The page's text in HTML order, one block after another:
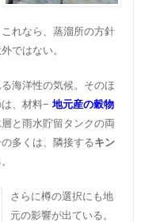
れなら、蒸溜所の方針
ではない。
海洋性の気候。そのほ
、材料− 地元産の穀物
と雨水貯留タンクの両
多くは、隣接するキン
さらに樽の選択にも地
元の影響が出ている。